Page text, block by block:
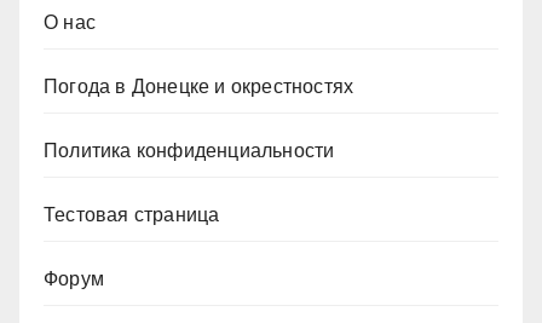
О нас
Погода в Донецке и окрестностях
Политика конфиденциальности
Тестовая страница
Форум